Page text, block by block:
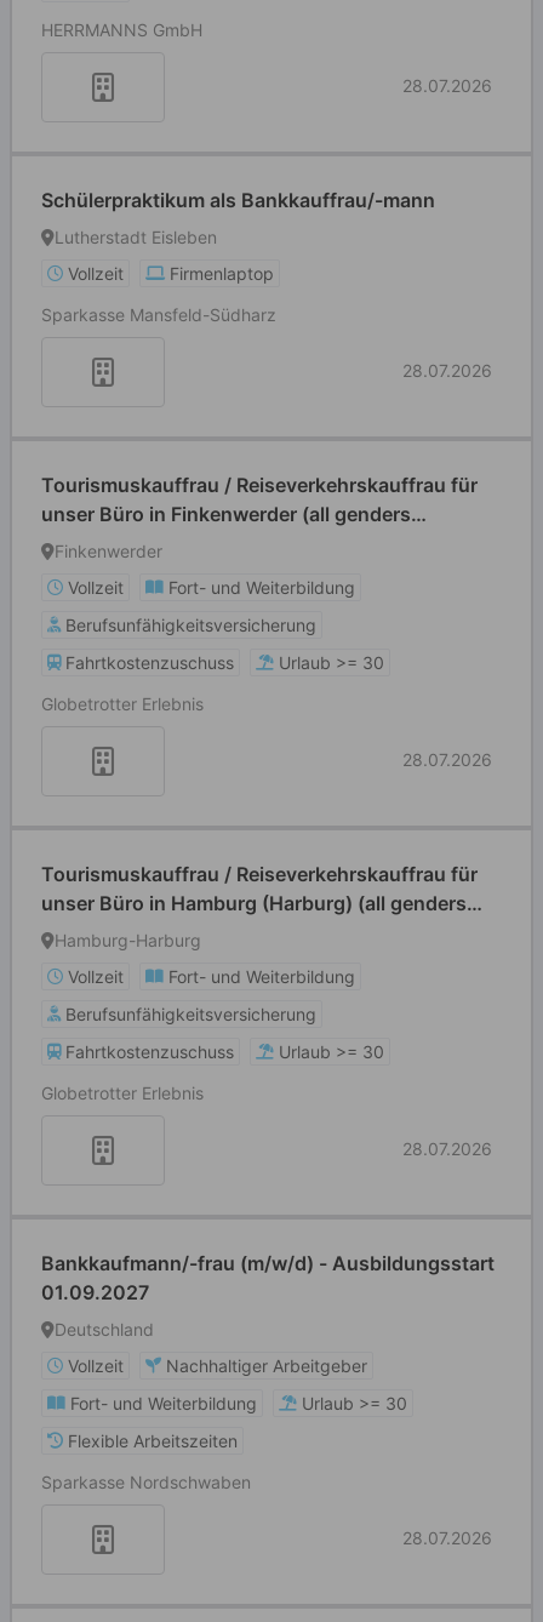
HERRMANNS GmbH
28.07.2026
Schülerpraktikum als Bankkauffrau/-mann
Lutherstadt Eisleben
Vollzeit
Firmenlaptop
Sparkasse Mansfeld-Südharz
28.07.2026
Tourismuskauffrau / Reiseverkehrskauffrau für
unser Büro in Finkenwerder (all genders
welcome)
Finkenwerder
Vollzeit
Fort- und Weiterbildung
Berufsunfähigkeitsversicherung
Fahrtkostenzuschuss
Urlaub >= 30
Globetrotter Erlebnis
28.07.2026
Tourismuskauffrau / Reiseverkehrskauffrau für
unser Büro in Hamburg (Harburg) (all genders
welcome)
Hamburg-Harburg
Vollzeit
Fort- und Weiterbildung
Berufsunfähigkeitsversicherung
Fahrtkostenzuschuss
Urlaub >= 30
Globetrotter Erlebnis
28.07.2026
Bankkaufmann/-frau (m/w/d) - Ausbildungsstart
01.09.2027
Deutschland
Vollzeit
Nachhaltiger Arbeitgeber
Fort- und Weiterbildung
Urlaub >= 30
Flexible Arbeitszeiten
Sparkasse Nordschwaben
28.07.2026